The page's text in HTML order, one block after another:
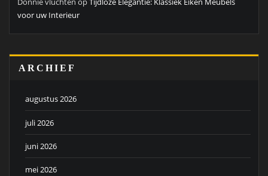
voor uw Interieur
ARCHIEF
augustus 2026
juli 2026
juni 2026
mei 2026